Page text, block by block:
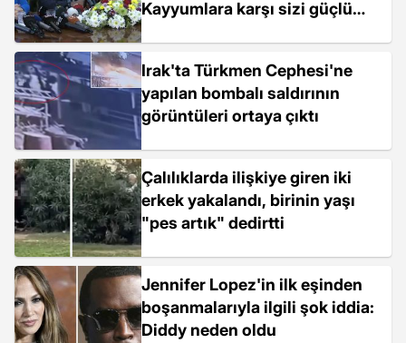
Kayyumlara karşı sizi güçlü
Irak'ta Türkmen Cephesi'ne
yapılan bombalı saldırının
görüntüleri ortaya çıktı
Çalılıklarda ilişkiye giren iki
erkek yakalandı, birinin yaşı
"pes artık" dedirtti
Jennifer Lopez'in ilk eşinden
boşanmalarıyla ilgili şok iddia:
Diddy neden oldu